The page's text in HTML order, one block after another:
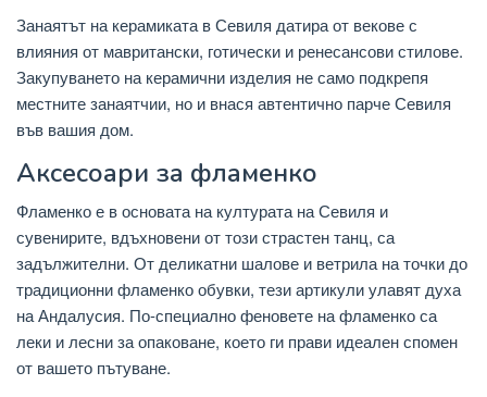
Занаятът на керамиката в Севиля датира от векове с
влияния от мавритански, готически и ренесансови стилове.
Закупуването на керамични изделия не само подкрепя
местните занаятчии, но и внася автентично парче Севиля
във вашия дом.
Аксесоари за фламенко
Фламенко е в основата на културата на Севиля и
сувенирите, вдъхновени от този страстен танц, са
задължителни. От деликатни шалове и ветрила на точки до
традиционни фламенко обувки, тези артикули улавят духа
на Андалусия. По-специално феновете на фламенко са
леки и лесни за опаковане, което ги прави идеален спомен
от вашето пътуване.